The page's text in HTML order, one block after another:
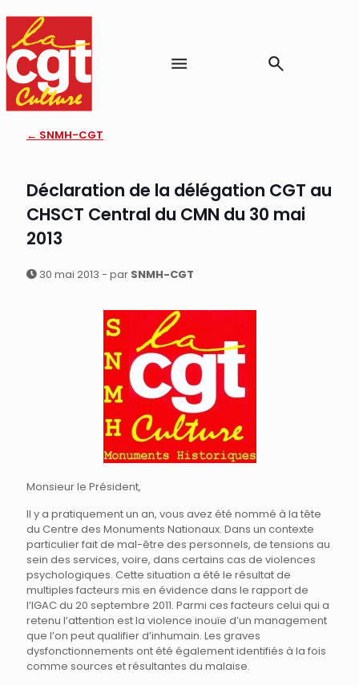
← SNMH-CGT
Déclaration de la délégation CGT au
CHSCT Central du CMN du 30 mai
2013
30 mai 2013 - par SNMH-CGT
Monsieur le Président,
Il y a pratiquement un an, vous avez été nommé à la tête
du Centre des Monuments Nationaux. Dans un contexte
particulier fait de mal-être des personnels, de tensions au
sein des services, voire, dans certains cas de violences
psychologiques. Cette situation a été le résultat de
multiples facteurs mis en évidence dans le rapport de
l’IGAC du 20 septembre 2011. Parmi ces facteurs celui qui a
retenu l’attention est la violence inouïe d’un management
que l’on peut qualifier d’inhumain. Les graves
dysfonctionnements ont été également identifiés à la fois
comme sources et résultantes du malaise.